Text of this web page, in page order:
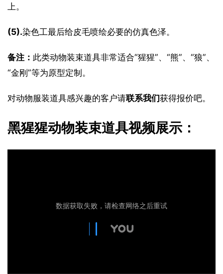
上。
(5).染色工最后给皮毛喷绘必要的仿真色泽。
备注： 此类动物装束道具非常适合“猩猩”、“熊”、“狼”、
“金刚”等为原型定制。
对动物服装道具感兴趣的客户请联系我们获得报价吧。
黑猩猩动物装束道具视频展示：